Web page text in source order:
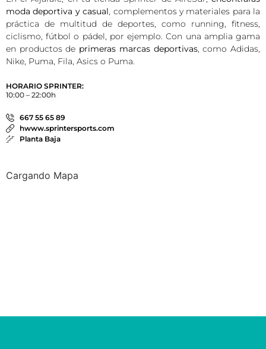
moda deportiva y casual, complementos y materiales para la
práctica de multitud de deportes, como running, fitness,
ciclismo, fútbol o pádel, por ejemplo. Con una amplia gama
en productos de primeras marcas deportivas, como Adidas,
Nike, Puma, Fila, Asics o Puma.
HORARIO SPRINTER:
10:00 – 22:00h
667 55 65 89
hwww.sprintersports.com
Planta Baja
Cargando Mapa